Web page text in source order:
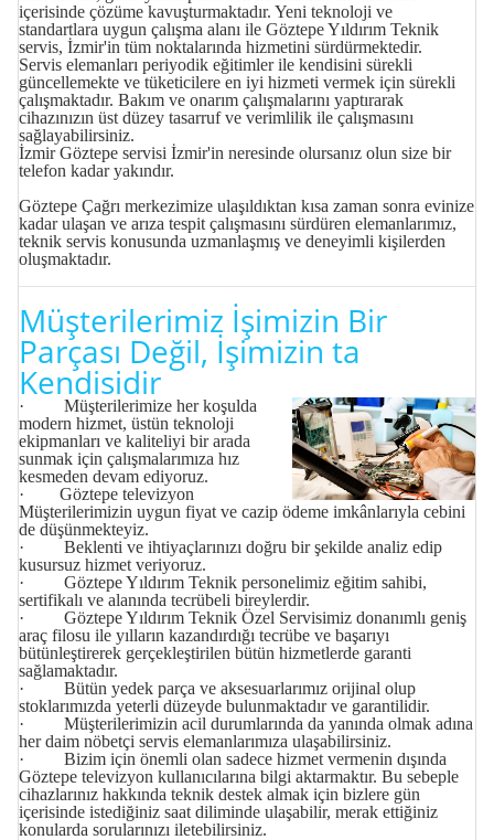
içerisinde çözüme kavuşturmaktadır. Yeni teknoloji ve
standartlara uygun çalışma alanı ile Göztepe Yıldırım Teknik
servis, İzmir'in tüm noktalarında hizmetini sürdürmektedir.
Servis elemanları periyodik eğitimler ile kendisini sürekli
güncellemekte ve tüketicilere en iyi hizmeti vermek için sürekli
çalışmaktadır. Bakım ve onarım çalışmalarını yaptırarak
cihazınızın üst düzey tasarruf ve verimlilik ile çalışmasını
sağlayabilirsiniz.
İzmir Göztepe servisi İzmir'in neresinde olursanız olun size bir
telefon kadar yakındır.
Göztepe Çağrı merkezimize ulaşıldıktan kısa zaman sonra evinize
kadar ulaşan ve arıza tespit çalışmasını sürdüren elemanlarımız,
teknik servis konusunda uzmanlaşmış ve deneyimli kişilerden
oluşmaktadır.
Müşterilerimiz İşimizin Bir
Parçası Değil, İşimizin ta
Kendisidir
· Müşterilerimize her koşulda
modern hizmet, üstün teknoloji
ekipmanları ve kaliteliyi bir arada
sunmak için çalışmalarımıza hız
kesmeden devam ediyoruz.
· Göztepe televizyon
Müşterilerimizin uygun fiyat ve cazip ödeme imkânlarıyla cebini
de düşünmekteyiz.
· Beklenti ve ihtiyaçlarınızı doğru bir şekilde analiz edip
kusursuz hizmet veriyoruz.
· Göztepe Yıldırım Teknik personelimiz eğitim sahibi,
sertifikalı ve alanında tecrübeli bireylerdir.
· Göztepe Yıldırım Teknik Özel Servisimiz donanımlı geniş
araç filosu ile yılların kazandırdığı tecrübe ve başarıyı
bütünleştirerek gerçekleştirilen bütün hizmetlerde garanti
sağlamaktadır.
· Bütün yedek parça ve aksesuarlarımız orijinal olup
stoklarımızda yeterli düzeyde bulunmaktadır ve garantilidir.
· Müşterilerimizin acil durumlarında da yanında olmak adına
her daim nöbetçi servis elemanlarımıza ulaşabilirsiniz.
· Bizim için önemli olan sadece hizmet vermenin dışında
Göztepe televizyon kullanıcılarına bilgi aktarmaktır. Bu sebeple
cihazlarınız hakkında teknik destek almak için bizlere gün
içerisinde istediğiniz saat diliminde ulaşabilir, merak ettiğiniz
konularda sorularınızı iletebilirsiniz.